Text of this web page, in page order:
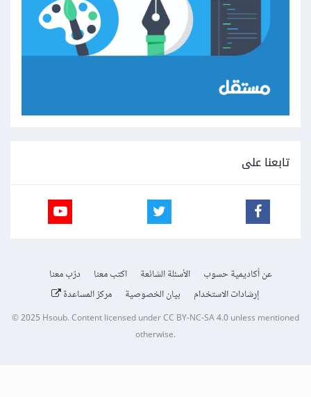
تابعنا على
عن أكاديمية حسوب الأسئلة الشائعة اكتب معنا
درّب معنا
إرشادات الاستخدام
بيان الخصوصية مركز المساعدة
© 2025 Hsoub.Content licensed underCC BY-NC-SA 4.0unless mentioned
otherwise.